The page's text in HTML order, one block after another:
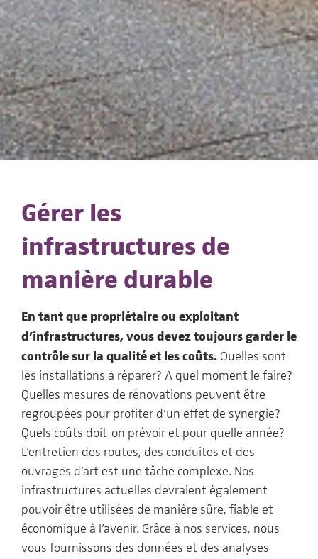
Gérer les
infrastructures de
manière durable
En tant que propriétaire ou exploitant
d’infrastructures, vous devez toujours garder le
contrôle sur la qualité et les coûts. Quelles sont
les installations à réparer? A quel moment le faire?
Quelles mesures de rénovations peuvent être
regroupées pour profiter d’un effet de synergie?
Quels coûts doit-on prévoir et pour quelle année?
L’entretien des routes, des conduites et des
ouvrages d’art est une tâche complexe. Nos
infrastructures actuelles devraient également
pouvoir être utilisées de manière sûre, fiable et
économique à l’avenir. Grâce à nos services, nous
vous fournissons des données et des analyses